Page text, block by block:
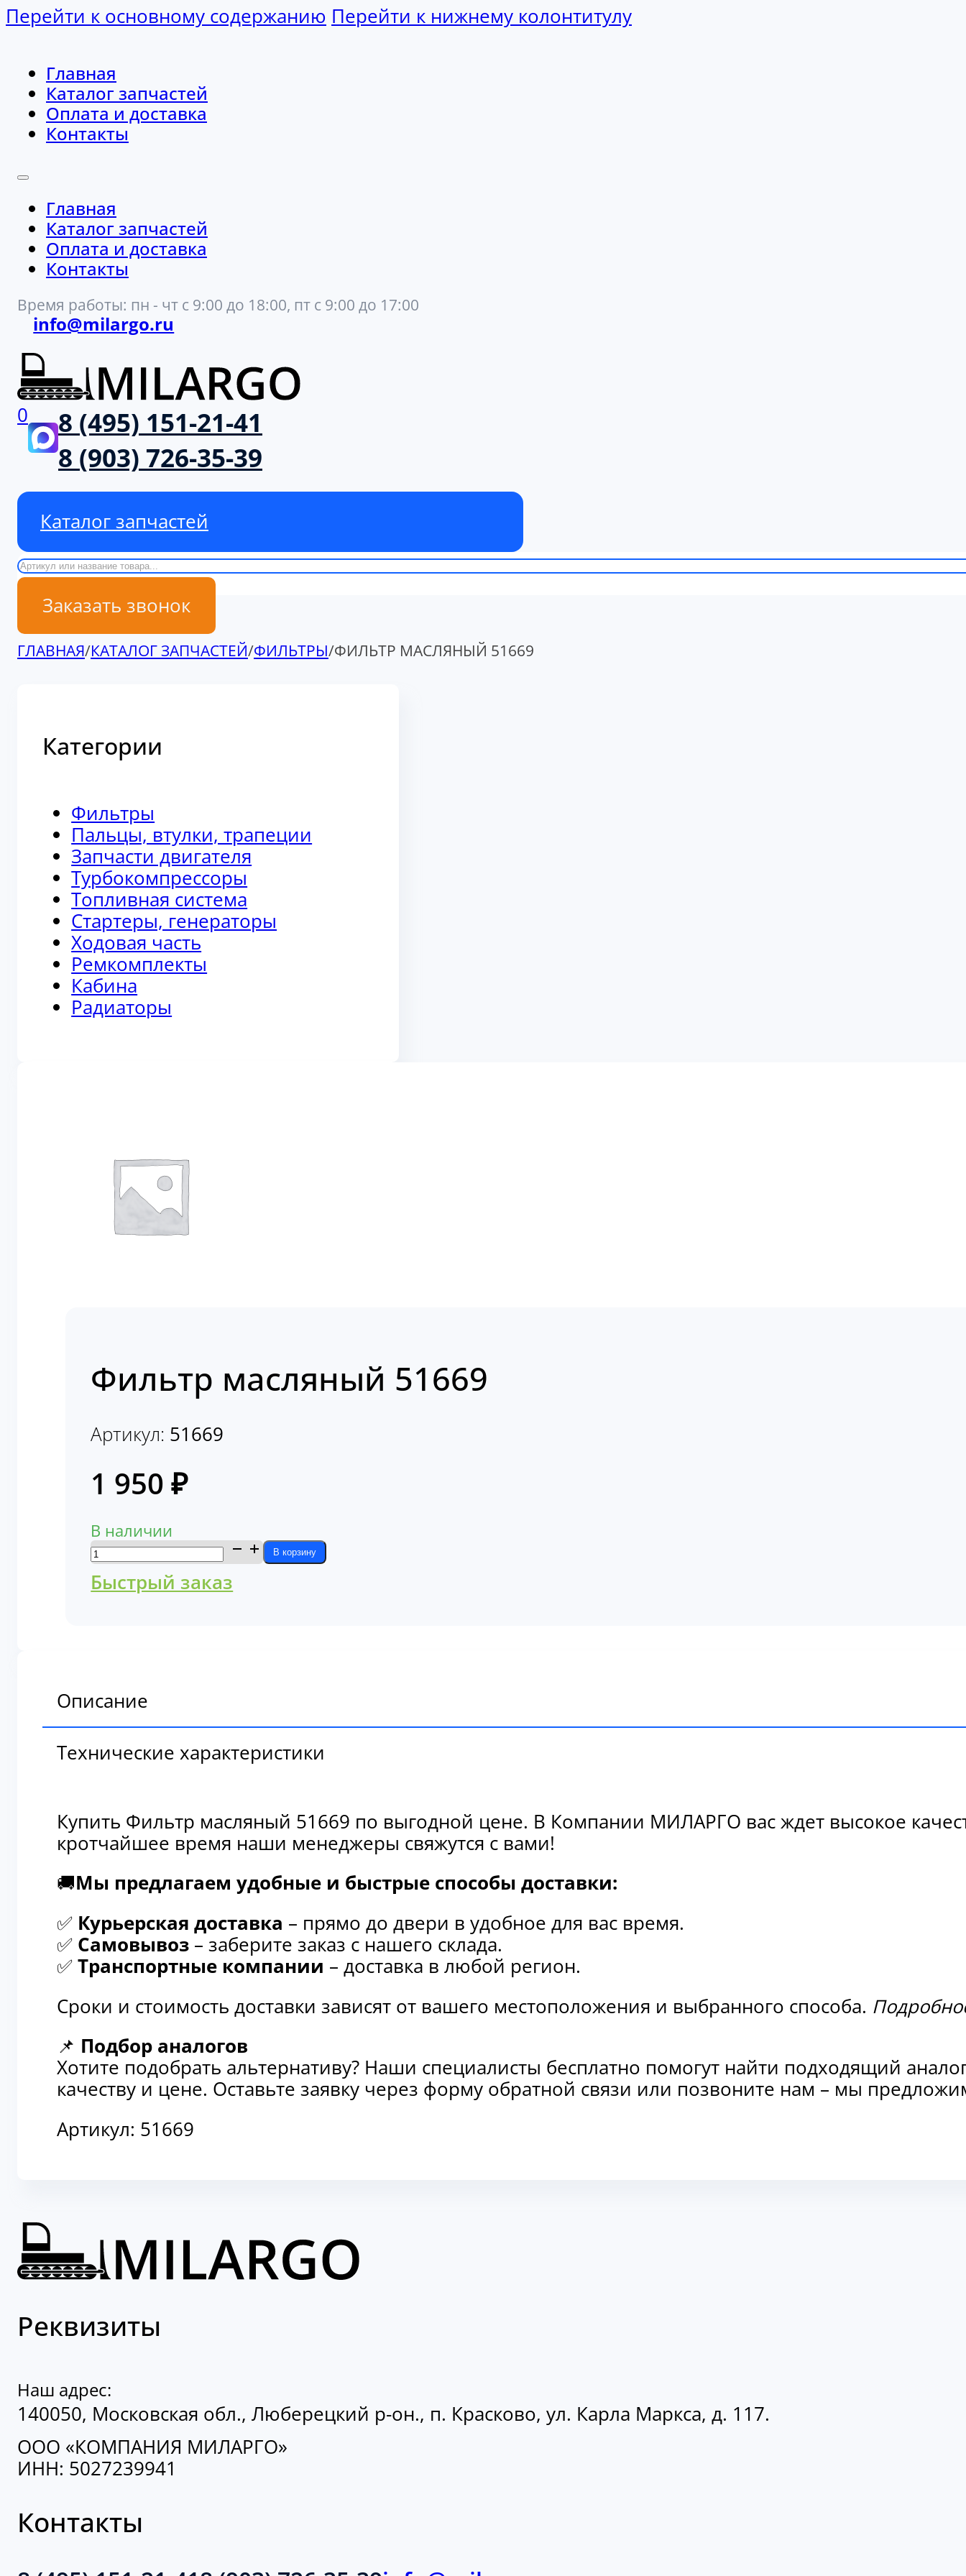
Перейти к основному содержанию Перейти к нижнему колонтитулу
Главная
Каталог запчастей
Оплата и доставка
Контакты
Главная
Каталог запчастей
Оплата и доставка
Контакты
Время работы: пн - чт с 9:00 до 18:00, пт с 9:00 до 17:00
info@milargo.ru
0
8 (495) 151-21-41
8 (903) 726-35-39
Каталог запчастей
Поиск
Заказать звонок
ГЛАВНАЯ/КАТАЛОГ ЗАПЧАСТЕЙ/ФИЛЬТРЫ/ФИЛЬТР МАСЛЯНЫЙ 51669
Категории
Фильтры
Пальцы, втулки, трапеции
Запчасти двигателя
Турбокомпрессоры
Топливная система
Стартеры, генераторы
Ходовая часть
Ремкомплекты
Кабина
Радиаторы
Фильтр масляный 51669
Артикул: 51669
1 950₽
В наличии
Количество
товара
Фильтр
В корзину
Быстрый заказ
Описание
Технические характеристики
Купить Фильтр масляный 51669 по выгодной цене. В Компании МИЛАРГО вас ждет высокое
кротчайшее время наши менеджеры свяжутся с вами!
🚚Мы предлагаем удобные и быстрые способы доставки:
✅ Курьерская доставка – прямо до двери в удобное для вас время.
✅ Самовывоз – заберите заказ с нашего склада.
✅ Транспортные компании – доставка в любой регион.
Сроки и стоимость доставки зависят от вашего местоположения и выбранного способа.
📌 Подбор аналогов
Хотите подобрать альтернативу? Наши специалисты бесплатно помогут найти подходящий
качеству и цене. Оставьте заявку через форму обратной связи или позвоните нам – мы
Артикул: 51669
Реквизиты
Наш адрес:
140050, Московская обл., Люберецкий р-он., п. Красково, ул. Карла Маркса, д. 117.
ООО «КОМПАНИЯ МИЛАРГО»
ИНН: 5027239941
Контакты